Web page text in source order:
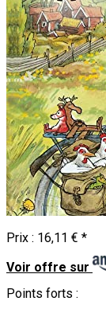
Prix : 16,11 € *
Voir offre sur
Points forts :